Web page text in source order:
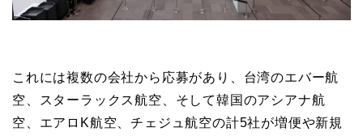
これには複数の会社から応募があり、台湾のエバー航
空、スターラックス航空、そして韓国のアシアナ航
空、エアロK航空、チェジュ航空の計5社が増便や新規